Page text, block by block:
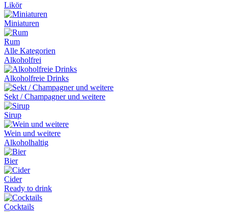
Likör
Miniaturen
Rum
Alle Kategorien
Alkoholfrei
Alkoholfreie Drinks
Sekt / Champagner und weitere
Sirup
Wein und weitere
Alkoholhaltig
Bier
Cider
Ready to drink
Cocktails